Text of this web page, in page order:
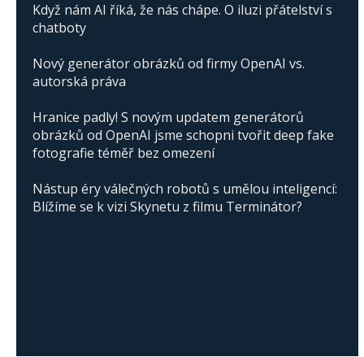
Když nám AI říká, že nás chápe. O iluzi přátelství s
chatboty
Nový generátor obrázků od firmy OpenAI vs.
autorská práva
Hranice padly! S novým updatem generátorů
obrázků od OpenAI jsme schopni tvořit deep fake
fotografie téměř bez omezení
Nástup éry válečných robotů s umělou inteligencí:
Blížíme se k vizi Skynetu z filmu Terminátor?